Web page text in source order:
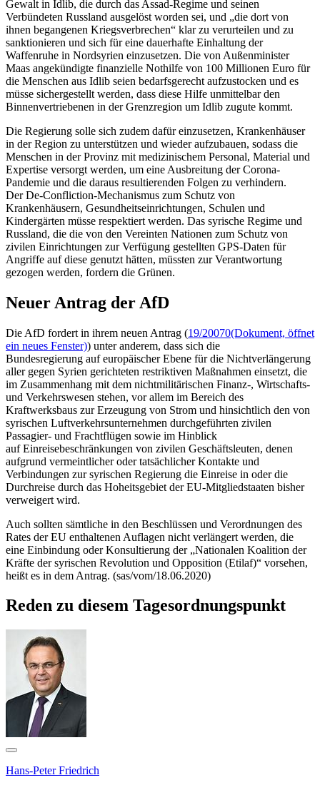
Gewalt in Idlib, die durch das Assad-Regime und seinen
Verbündeten Russland ausgelöst worden sei, und „die dort von
ihnen begangenen Kriegsverbrechen“ klar zu verurteilen und zu
sanktionieren und sich für eine dauerhafte Einhaltung der
Waffenruhe in Nordsyrien einzusetzen. Die von Außenminister
Maas angekündigte finanzielle Nothilfe von 100 Millionen Euro für
die Menschen aus Idlib seien bedarfsgerecht aufzustocken und es
müsse sichergestellt werden, dass diese Hilfe unmittelbar den
Binnenvertriebenen in der Grenzregion um Idlib zugute kommt.
Die Regierung solle sich zudem dafür einzusetzen, Krankenhäuser
in der Region zu unterstützen und wieder aufzubauen, sodass die
Menschen in der Provinz mit medizinischem Personal, Material und
Expertise versorgt werden, um eine Ausbreitung der Corona-
Pandemie und die daraus resultierenden Folgen zu verhindern.
DerDe-Confliction-Mechanismus zum Schutz von
Krankenhäusern, Gesundheitseinrichtungen, Schulen und
Kindergärten müsse respektiert werden. Das syrische Regime und
Russland, die die von den Vereinten Nationen zum Schutz von
zivilen Einrichtungen zur Verfügung gestellten GPS-Daten für
Angriffe auf diese genutzt hätten, müssten zur Verantwortung
gezogen werden, fordern die Grünen.
Neuer Antrag der AfD
Die AfD fordert in ihrem neuen Antrag (19/20070(Dokument, öffnet
ein neues Fenster)) unter anderem, dass sich die
Bundesregierung auf europäischer Ebene für die Nichtverlängerung
aller gegen Syrien gerichteten restriktiven Maßnahmen einsetzt, die
im Zusammenhang mit dem nichtmilitärischen Finanz-, Wirtschafts-
und Verkehrswesen stehen, vor allem im Bereich des
Kraftwerksbaus zur Erzeugung von Strom und hinsichtlich den von
syrischen Luftverkehrsunternehmen durchgeführten zivilen
Passagier- und Frachtflügen sowie im Hinblick
auf Einreisebeschränkungen von zivilen Geschäftsleuten, denen
aufgrund vermeintlicher oder tatsächlicher Kontakte und
Verbindungen zur syrischen Regierung die Einreise in oder die
Durchreise durch das Hoheitsgebiet der EU-Mitgliedstaaten bisher
verweigert wird.
Auch sollten sämtliche in den Beschlüssen und Verordnungen des
Rates der EU enthaltenen Auflagen nicht verlängert werden, die
eine Einbindung oder Konsultierung der „Nationalen Koalition der
Kräfte der syrischen Revolution und Opposition (Etilaf)“ vorsehen,
heißt es in dem Antrag. (sas/vom/18.06.2020)
Reden zu diesem Tagesordnungspunkt
Hans-Peter Friedrich